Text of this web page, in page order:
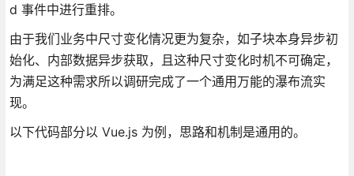
d 事件中进行重排。
由于我们业务中尺寸变化情况更为复杂，如子块本身异步初
始化、内部数据异步获取，且这种尺寸变化时机不可确定，
为满足这种需求所以调研完成了一个通用万能的瀑布流实
现。
以下代码部分以 Vue.js 为例，思路和机制是通用的。